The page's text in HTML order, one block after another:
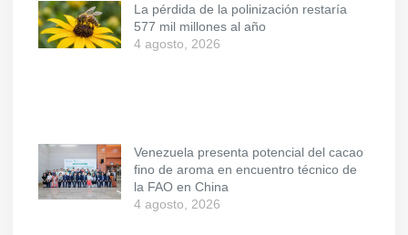
La pérdida de la polinización restaría
577 mil millones al año
4 agosto, 2026
Venezuela presenta potencial del cacao
fino de aroma en encuentro técnico de
la FAO en China
4 agosto, 2026